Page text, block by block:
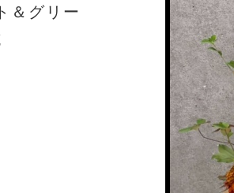
＆グリー